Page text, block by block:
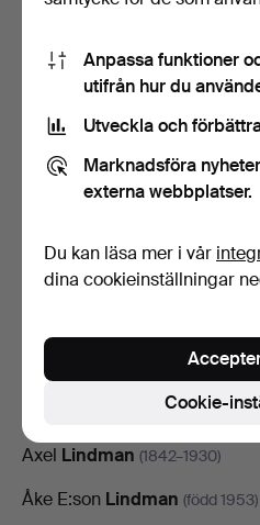
Bengt Arne
Tekla Lindeström (1856–1937)
Lindfors (född 1962)
FrancescaLindh (född 1931)
(1841–1914)
Lindholm-Houge
Axel Lindman (1842–1930)
Åke E:son Lindman (född 1953)
Anpassa funktioner
utifrån hur du
Utveckla och
Marknadsföra
externa webbplatser.
Du kan läsa mer i vår
dina cookieinställningar
Cookie-